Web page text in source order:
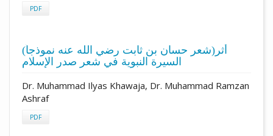
PDF
(شعر حسان بن ثابت رضي الله عنه نموذجاً)أثر
السيرة النبوية في شعر صدر الإسلام
Dr. Muhammad Ilyas Khawaja, Dr. Muhammad Ramzan
Ashraf
PDF